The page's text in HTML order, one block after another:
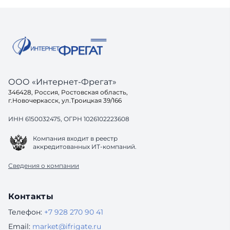
ООО «Интернет-Фрегат»
346428, Россия, Ростовская область,
г.Новочеркасск, ул.Троицкая 39/166
ИНН 6150032475, ОГРН 1026102223608
Компания входит в реестр
аккредитованных ИТ-компаний.
Сведения о компании
Контакты
Телефон: +7 928 270 90 41
Email: market@ifrigate.ru